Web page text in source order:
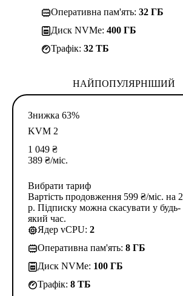
Оперативна пам'ять: 32 ГБ
Диск NVMe: 400 ГБ
Трафік: 32 TБ
НАЙПОПУЛЯРНІШИЙ
Знижка 63%
KVM 2
1 049 ₴
389 ₴/міс.
Вибрати тариф
Вартість продовження 599 ₴/міс. на 2
р. Підписку можна скасувати у будь-
який час.
Ядер vCPU: 2
Оперативна пам'ять: 8 ГБ
Диск NVMe: 100 ГБ
Трафік: 8 TБ